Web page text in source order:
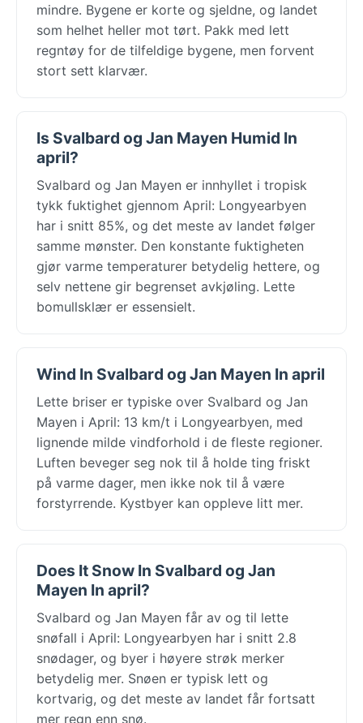
mindre. Bygene er korte og sjeldne, og landet
som helhet heller mot tørt. Pakk med lett
regntøy for de tilfeldige bygene, men forvent
stort sett klarvær.
Is Svalbard og Jan Mayen Humid In
april?
Svalbard og Jan Mayen er innhyllet i tropisk
tykk fuktighet gjennom April: Longyearbyen
har i snitt 85%, og det meste av landet følger
samme mønster. Den konstante fuktigheten
gjør varme temperaturer betydelig hettere, og
selv nettene gir begrenset avkjøling. Lette
bomullsklær er essensielt.
Wind In Svalbard og Jan Mayen In april
Lette briser er typiske over Svalbard og Jan
Mayen i April: 13 km/t i Longyearbyen, med
lignende milde vindforhold i de fleste regioner.
Luften beveger seg nok til å holde ting friskt
på varme dager, men ikke nok til å være
forstyrrende. Kystbyer kan oppleve litt mer.
Does It Snow In Svalbard og Jan
Mayen In april?
Svalbard og Jan Mayen får av og til lette
snøfall i April: Longyearbyen har i snitt 2.8
snødager, og byer i høyere strøk merker
betydelig mer. Snøen er typisk lett og
kortvarig, og det meste av landet får fortsatt
mer regn enn snø.